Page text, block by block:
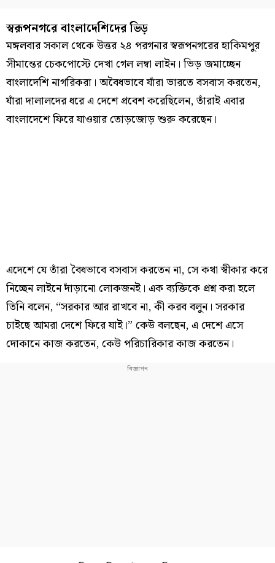
স্বরূপনগরে বাংলাদেশিদের ভিড়
মঙ্গলবার সকাল থেকে উত্তর ২৪ পরগনার স্বরূপনগরের হাকিমপুর
সীমান্তের চেকপোস্টে দেখা গেল লম্বা লাইন। ভিড় জমাচ্ছেন
বাংলাদেশি নাগরিকরা। অবৈধভাবে যাঁরা ভারতে বসবাস করতেন,
যাঁরা দালালদের ধরে এ দেশে প্রবেশ করেছিলেন, তাঁরাই এবার
বাংলাদেশে ফিরে যাওয়ার তোড়জোড় শুরু করেছেন।
এদেশে যে তাঁরা বৈধভাবে বসবাস করতেন না, সে কথা স্বীকার করে
নিচ্ছেন লাইনে দাঁড়ানো লোকজনই। এক ব্যক্তিকে প্রশ্ন করা হলে
তিনি বলেন, “সরকার আর রাখবে না, কী করব বলুন। সরকার
চাইছে আমরা দেশে ফিরে যাই।” কেউ বলছেন, এ দেশে এসে
দোকানে কাজ করতেন, কেউ পরিচারিকার কাজ করতেন।